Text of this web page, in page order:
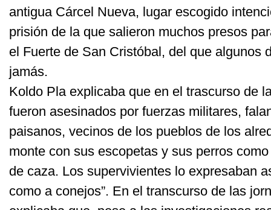
antigua Cárcel Nueva, lugar escogido
prisión de la que salieron muchos presos
el Fuerte de San Cristóbal, del que algunos
jamás.
Koldo Pla explicaba que en el trascurso de
fueron asesinados por fuerzas militares,
paisanos, vecinos de los pueblos de los
monte con sus escopetas y sus perros
de caza. Los supervivientes lo expresaban
como a conejos”. En el transcurso de las